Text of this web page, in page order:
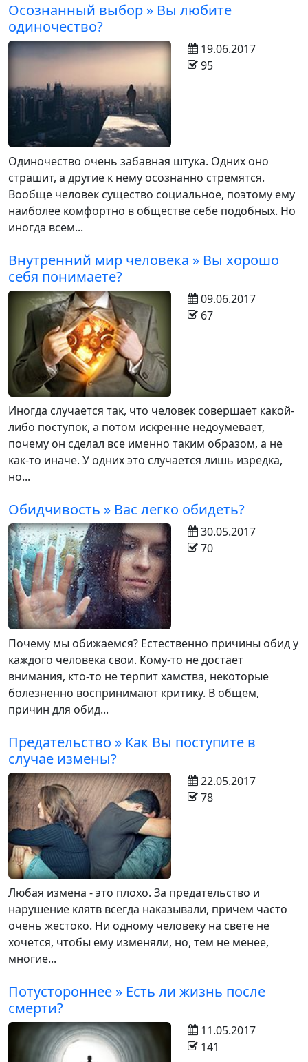
Осознанный выбор » Вы любите
одиночество?
Одиночество очень забавная штука. Одних оно
страшит, а другие к нему осознанно стремятся.
Вообще человек существо социальное, поэтому ему
наиболее комфортно в обществе себе подобных. Но
иногда всем...
19.06.2017
95
Внутренний мир человека » Вы хорошо
себя понимаете?
Иногда случается так, что человек совершает какой-
либо поступок, а потом искренне недоумевает,
почему он сделал все именно таким образом, а не
как-то иначе. У одних это случается лишь изредка,
но...
09.06.2017
67
Обидчивость » Вас легко обидеть?
Почему мы обижаемся? Естественно причины обид у
каждого человека свои. Кому-то не достает
внимания, кто-то не терпит хамства, некоторые
болезненно воспринимают критику. В общем,
причин для обид...
30.05.2017
70
Предательство » Как Вы поступите в
случае измены?
Любая измена - это плохо. За предательство и
нарушение клятв всегда наказывали, причем часто
очень жестоко. Ни одному человеку на свете не
хочется, чтобы ему изменяли, но, тем не менее,
многие...
22.05.2017
78
Потустороннее » Есть ли жизнь после
смерти?
11.05.2017
141